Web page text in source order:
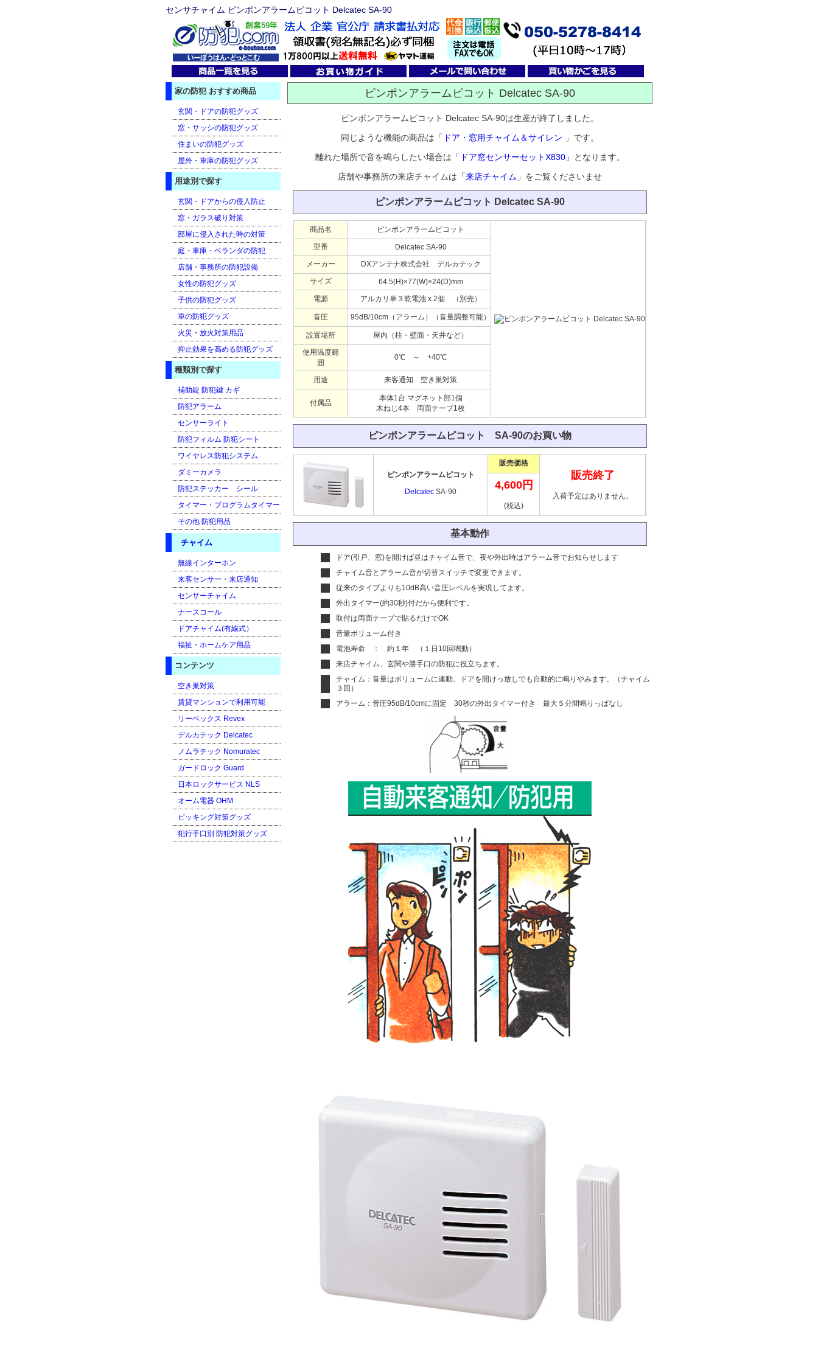
センサチャイム ピンポンアラームピコット Delcatec SA-90
ピンポンアラームピコット Delcatec SA-90
ピンポンアラームピコット Delcatec SA-90は生産が終了しました。
同じような機能の商品は「 ドア・窓用チャイム＆サイレン
」です。
離れた場所で音を鳴らしたい場合は 「ドア窓センサーセットX830」
となります。
店舗や事務所の来店チャイムは「来店チャイム 」をご覧くださいませ
ピンポンアラームピコット Delcatec SA-90
商品名
ピンポンアラームピコット
型番
Delcatec SA-90
メーカー
DXアンテナ株式会社 デルカテック
サイズ
64.5(H)×77(W)×24(D)mm
電源
アルカリ単３乾電池 x 2個 （別売）
音圧 95dB/10cm（アラーム）（音量調整可能）
設置場所
屋内（柱・壁面・天井など）
使用温度範
囲
0℃ ～ +40℃
用途 来客通知 空き巣対策
付属品
本体1台 マグネット部1個
木ねじ4本 両面テープ1枚
ピンポンアラームピコット SA-90のお買い物
ピンポンアラームピコット
Delcatec SA-90
販売価格
販売終了
入荷予定はありません。
4,600円
(税込)
基本動作
ドア(引戸、窓)を開けば昼はチャイム音で、夜や外出時はアラーム音でお知らせします
チャイム音とアラーム音が切替スイッチで変更できます。
従来のタイプよりも10dB高い音圧レベルを実現してます。
外出タイマー(約30秒)付だから便利です。
取付は両面テープで貼るだけでOK
音量ボリューム付き
電池寿命 ： 約１年 （１日10回鳴動）
来店チャイム、玄関や勝手口の防犯に役立ちます。
チャイム：音量はボリュームに連動。ドアを開けっ放しでも自動的に鳴りやみます。（チャイム
３回）
アラーム：音圧95dB/10cmに固定 30秒の外出タイマー付き 最大５分間鳴りっぱなし
家の防犯 おすすめ商品
玄関・ドアの防犯グッズ
窓・サッシの防犯グッズ
住まいの防犯グッズ
屋外・車庫の防犯グッズ
用途別で探す
玄関・ドアからの侵入防止
窓・ガラス破り対策
部屋に侵入された時の対策
庭・車庫・ベランダの防犯
店舗・事務所の防犯設備
女性の防犯グッズ
子供の防犯グッズ
車の防犯グッズ
火災・放火対策用品
抑止効果を高める防犯グッズ
種類別で探す
補助錠 防犯鍵 カギ
防犯アラーム
センサーライト
防犯フィルム 防犯シート
ワイヤレス防犯システム
ダミーカメラ
防犯ステッカー シール
タイマー・プログラムタイマー
その他 防犯用品
チャイム
無線インターホン
来客センサー・来店通知
センサーチャイム
ナースコール
ドアチャイム(有線式）
福祉・ホームケア用品
コンテンツ
空き巣対策
賃貸マンションで利用可能
リーベックス Revex
デルカテック Delcatec
ノムラテック Nomuratec
ガードロック Guard
日本ロックサービス NLS
オーム電器 OHM
ピッキング対策グッズ
犯行手口別 防犯対策グッズ